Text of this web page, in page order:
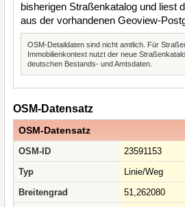
bisherigen Straßenkatalog und liest
aus der vorhandenen Geoview-
OSM-Detaildaten sind nicht amtlich. Für
Immobilienkontext nutzt der neue
deutschen Bestands- und Amtsdaten.
OSM-Datensatz
OSM-Datensatz
OSM-ID
23591153
Typ
Linie/Weg
Breitengrad
51,262080